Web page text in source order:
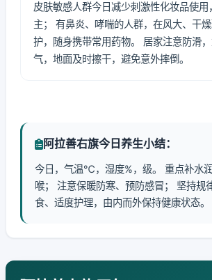
皮肤敏感人群今日减少刺激性化妆品使用
主； 有鼻炎、哮喘的人群，在风大、干
护，随身携带常用药物。 居家注意防滑
气，地面及时擦干，避免意外摔倒。
阿拉善右旗今日养生小结：
今日，气温℃，湿度%，级。 重点补水
喉； 注意保暖防寒、预防感冒； 坚持规
食、适度护理，由内而外保持健康状态。